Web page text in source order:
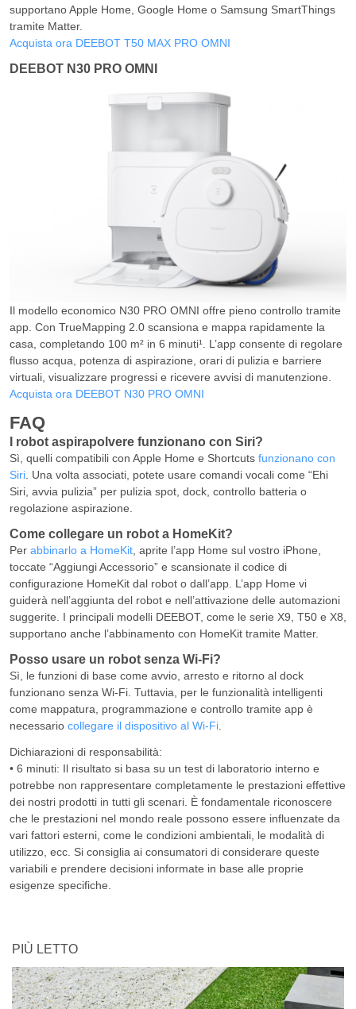
supportano Apple Home, Google Home o Samsung SmartThings
tramite Matter.
Acquista ora DEEBOT T50 MAX PRO OMNI
DEEBOT N30 PRO OMNI
Il modello economico N30 PRO OMNI offre pieno controllo tramite
app. Con TrueMapping 2.0 scansiona e mappa rapidamente la
casa, completando 100 m² in 6 minuti¹. L’app consente di regolare
flusso acqua, potenza di aspirazione, orari di pulizia e barriere
virtuali, visualizzare progressi e ricevere avvisi di manutenzione.
Acquista ora DEEBOT N30 PRO OMNI
FAQ
I robot aspirapolvere funzionano con Siri?
Sì, quelli compatibili con Apple Home e Shortcuts funzionano con
Siri. Una volta associati, potete usare comandi vocali come “Ehi
Siri, avvia pulizia” per pulizia spot, dock, controllo batteria o
regolazione aspirazione.
Come collegare un robot a HomeKit?
Per abbinarlo a HomeKit, aprite l’app Home sul vostro iPhone,
toccate “Aggiungi Accessorio” e scansionate il codice di
configurazione HomeKit dal robot o dall’app. L’app Home vi
guiderà nell’aggiunta del robot e nell’attivazione delle automazioni
suggerite. I principali modelli DEEBOT, come le serie X9, T50 e X8,
supportano anche l’abbinamento con HomeKit tramite Matter.
Posso usare un robot senza Wi-Fi?
Sì, le funzioni di base come avvio, arresto e ritorno al dock
funzionano senza Wi-Fi. Tuttavia, per le funzionalità intelligenti
come mappatura, programmazione e controllo tramite app è
necessario collegare il dispositivo al Wi-Fi.
Dichiarazioni di responsabilità:
• 6 minuti: Il risultato si basa su un test di laboratorio interno e
potrebbe non rappresentare completamente le prestazioni effettive
dei nostri prodotti in tutti gli scenari. È fondamentale riconoscere
che le prestazioni nel mondo reale possono essere influenzate da
vari fattori esterni, come le condizioni ambientali, le modalità di
utilizzo, ecc. Si consiglia ai consumatori di considerare queste
variabili e prendere decisioni informate in base alle proprie
esigenze specifiche.
PIÙ LETTO